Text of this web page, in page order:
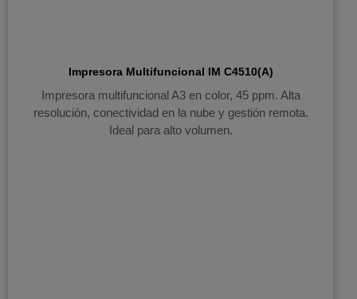
Impresora Multifuncional IM C4510(A)
Impresora multifuncional A3 en color, 45 ppm. Alta
resolución, conectividad en la nube y gestión remota.
Ideal para alto volumen.